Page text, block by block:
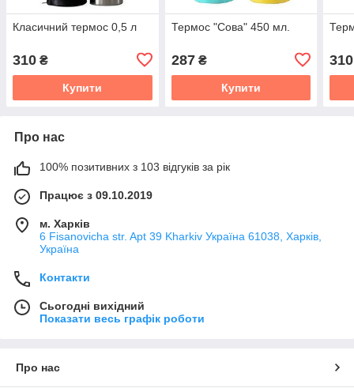
Класичний термос 0,5 л
310 ₴
Купити
Термос "Сова" 450 мл.
287₴
Купити
310
Про нас
100% позитивних з 103 відгуків за рік
Працює з 09.10.2019
м. Харків
6 Fisanovicha str. Apt 39 Kharkiv Україна 61038, Харків,
Україна
Контакти
Сьогодні вихідний
Показати весь графік роботи
Про нас